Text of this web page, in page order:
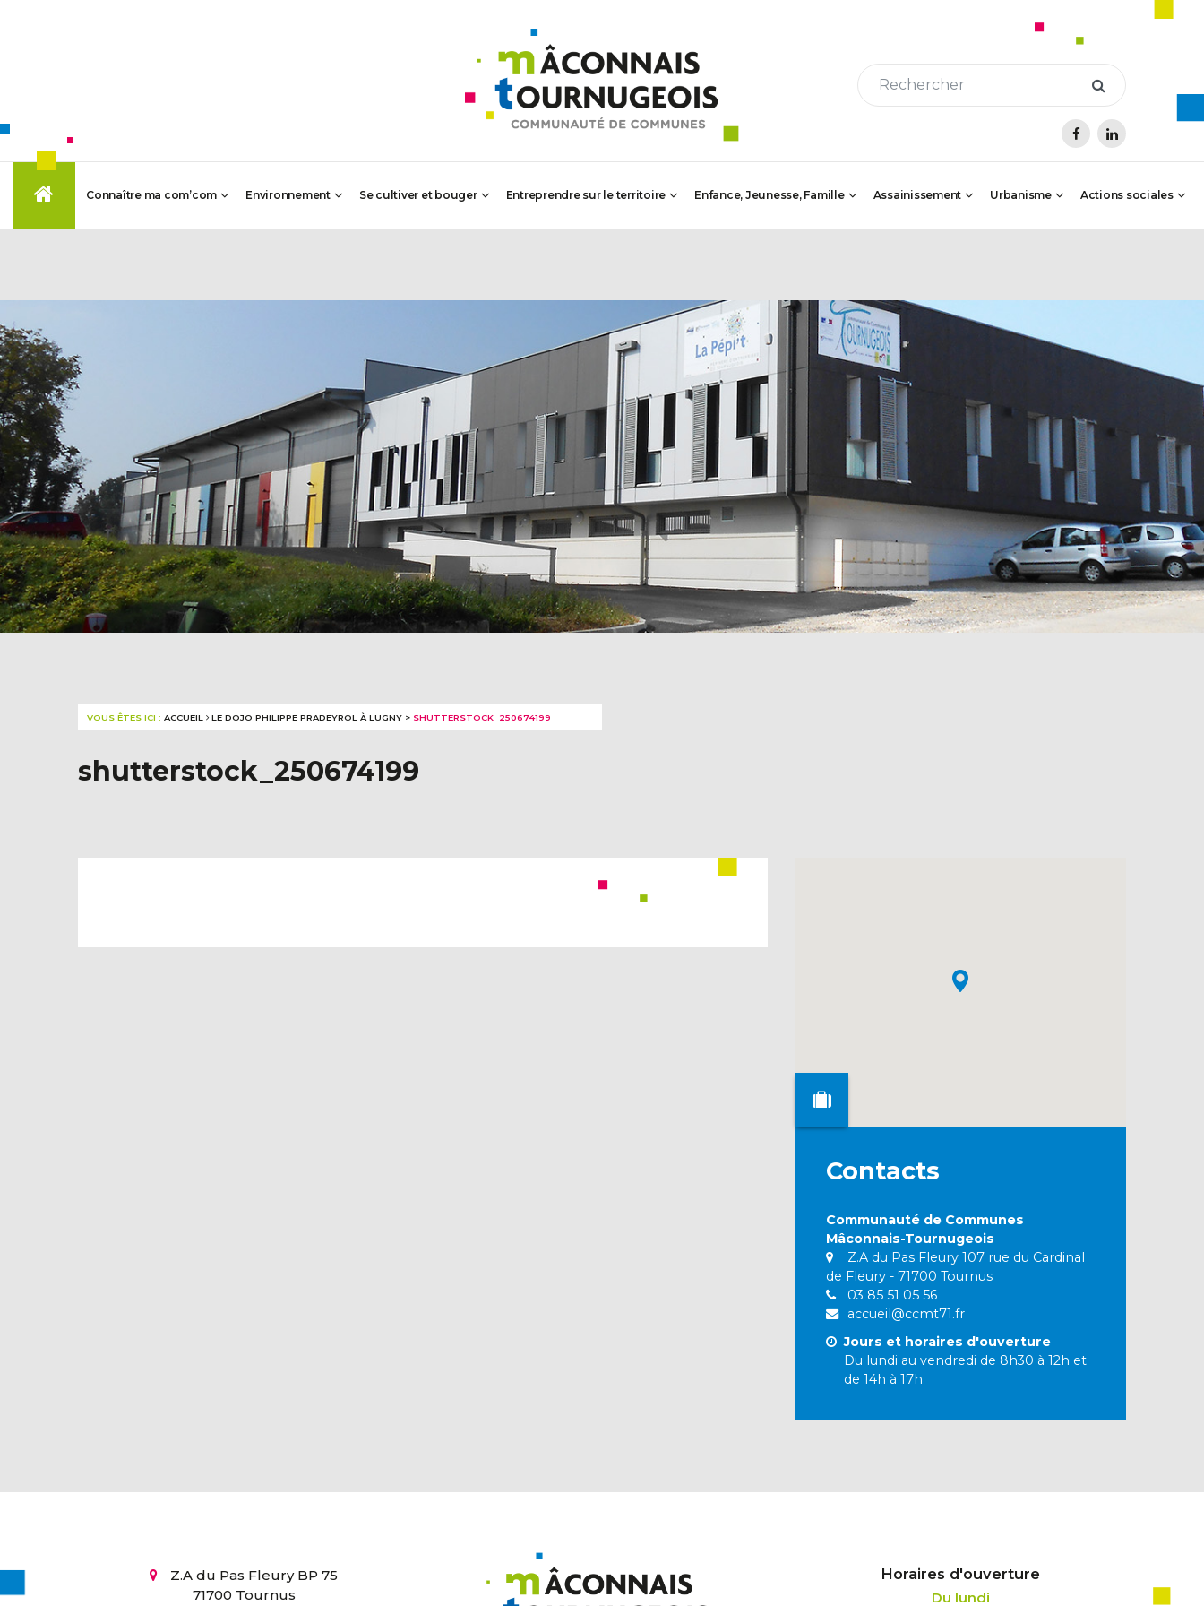
Connaître ma com’com Environnement Se cultiver et bouger Entreprendre sur le territoire Enfance, Jeunesse, Famille Assainissement Urbanisme Actions sociales
VOUS ÊTES ICI : ACCUEIL LE DOJO PHILIPPE PRADEYROL À LUGNY > SHUTTERSTOCK_250674199
shutterstock_250674199
Contacts
Communauté de Communes
Mâconnais-Tournugeois
Z.A du Pas Fleury 107 rue du Cardinal
de Fleury - 71700 Tournus
03 85 51 05 56
accueil@ccmt71.fr
Jours et horaires d'ouverture
Du lundi au vendredi de 8h30 à 12h et
de 14h à 17h
Z.A du Pas Fleury BP 75
71700 Tournus
Horaires d'ouverture
Du lundi